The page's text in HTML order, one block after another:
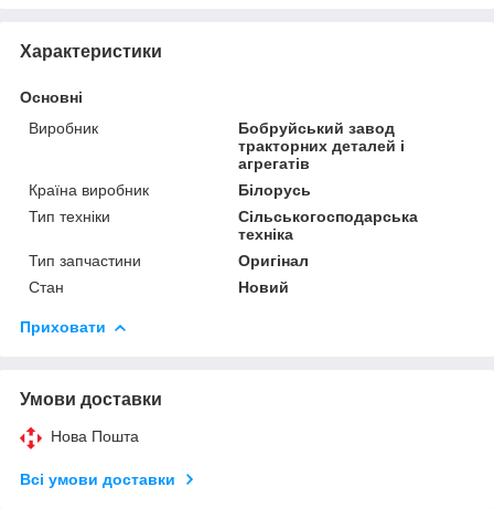
Характеристики
Основні
Виробник
Бобруйський завод
тракторних деталей і
агрегатів
Країна виробник
Білорусь
Тип техніки
Сільськогосподарська
техніка
Тип запчастини
Оригінал
Стан
Новий
Приховати
Умови доставки
Нова Пошта
Всі умови доставки